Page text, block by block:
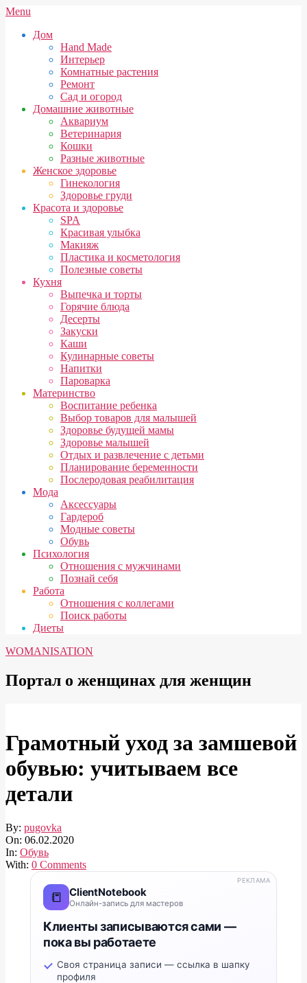
Skip
content
Secondary
Menu
Menu
Дом
Hand Made
Интерьер
Комнатные растения
Ремонт
Сад и огород
Домашние животные
Аквариум
Ветеринария
Кошки
Разные животные
Женское здоровье
Гинекология
Здоровье груди
Красота и здоровье
SPA
Красивая улыбка
Макияж
Пластика и косметология
Полезные советы
Кухня
Выпечка и торты
Горячие блюда
Десерты
Закуски
Каши
Кулинарные советы
Напитки
Пароварка
Материнство
Воспитание ребенка
Выбор товаров для малышей
Здоровье будущей мамы
Здоровье малышей
Отдых и развлечение с детьми
Планирование беременности
Послеродовая реабилитация
Мода
Аксессуары
Гардероб
Модные советы
Обувь
Психология
Отношения с мужчинами
Познай себя
Работа
Отношения с коллегами
Поиск работы
Диеты
WOMANISATION
Портал о женщинах для женщин
Грамотный уход за замшевой
обувью: учитываем все
детали
By: pugovka
On: 06.02.2020
In: Обувь
With: 0 Comments
📒 ClientNotebook
Онлайн-запись для мастеров
Клиенты записываются сами —
пока вы работаете
Своя страница записи — ссылка в шапку
профиля
РЕКЛАМА